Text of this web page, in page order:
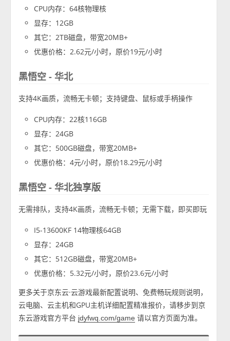
CPU内存：64核物理核
显存：12GB
其它：2TB磁盘，带宽20MB+
优惠价格：2.62元/小时，原价19元/小时
黑悟空 - 华北
支持4K画质，流畅无卡顿；支持键盘、鼠标或手柄操作
CPU内存：22核116GB
显存：24GB
其它：500GB磁盘，带宽20MB+
优惠价格：4元/小时，原价18.29元/小时
黑悟空 - 华北独享版
无需排队，支持4K画质，流畅无卡顿；无需下载，即买即玩
I5-13600KF 14物理核64GB
显存：24GB
其它：512GB磁盘，带宽20MB+
优惠价格：5.32元/小时，原价23.6元/小时
更多关于京东云·云游戏最新配置说明、免费畅玩规则说明，
云电脑、云主机和GPU主机详细配置精准报价，请移步到京
东云游戏官方平台 jdyfwq.com/game 请以官方页面为准。